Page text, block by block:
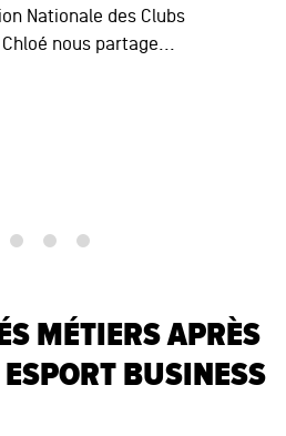
Nationale des Clubs
nous partage...
MÉTIERS APRÈS
BUSINESS